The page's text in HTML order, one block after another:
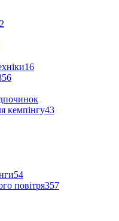
16
кемпінгу43
54
повітря357